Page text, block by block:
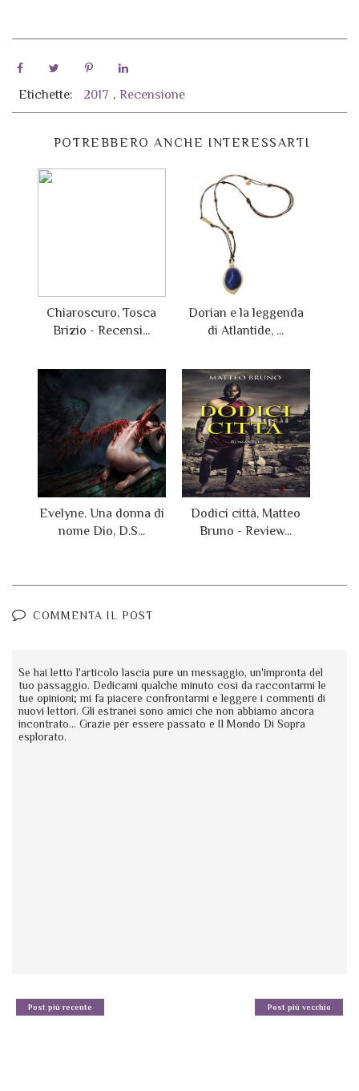
Etichette: 2017 , Recensione
POTREBBERO ANCHE INTERESSARTI
Chiaroscuro, Tosca
Brizio - Recensi...
Dorian e la leggenda
di Atlantide, ...
Evelyne. Una donna di
nome Dio, D.S...
Dodici città, Matteo
Bruno - Review...
COMMENTA IL POST
Se hai letto l'articolo lascia pure un messaggio, un'impronta del
tuo passaggio. Dedicami qualche minuto così da raccontarmi le
tue opinioni; mi fa piacere confrontarmi e leggere i commenti di
nuovi lettori. Gli estranei sono amici che non abbiamo ancora
incontrato... Grazie per essere passato e Il Mondo Di Sopra
esplorato.
Post più recente Post più vecchio